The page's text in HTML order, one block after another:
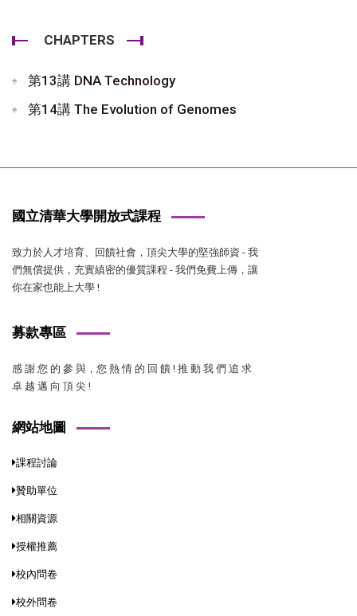
CHAPTERS
第13講 DNA Technology
第14講 The Evolution of Genomes
國立清華大學開放式課程
致力於人才培育、回饋社會，頂尖大學的堅強師資 - 我
們無償提供，充實縝密的優質課程 - 我們免費上傳，讓
你在家也能上大學 !
募款專區
感 謝 您 的 參 與，您 熱 情 的 回 饋 ! 推 動 我 們 追 求
卓 越 邁 向 頂 尖 !
網站地圖
課程討論
贊助單位
相關資源
授權推薦
校內問卷
校外問卷